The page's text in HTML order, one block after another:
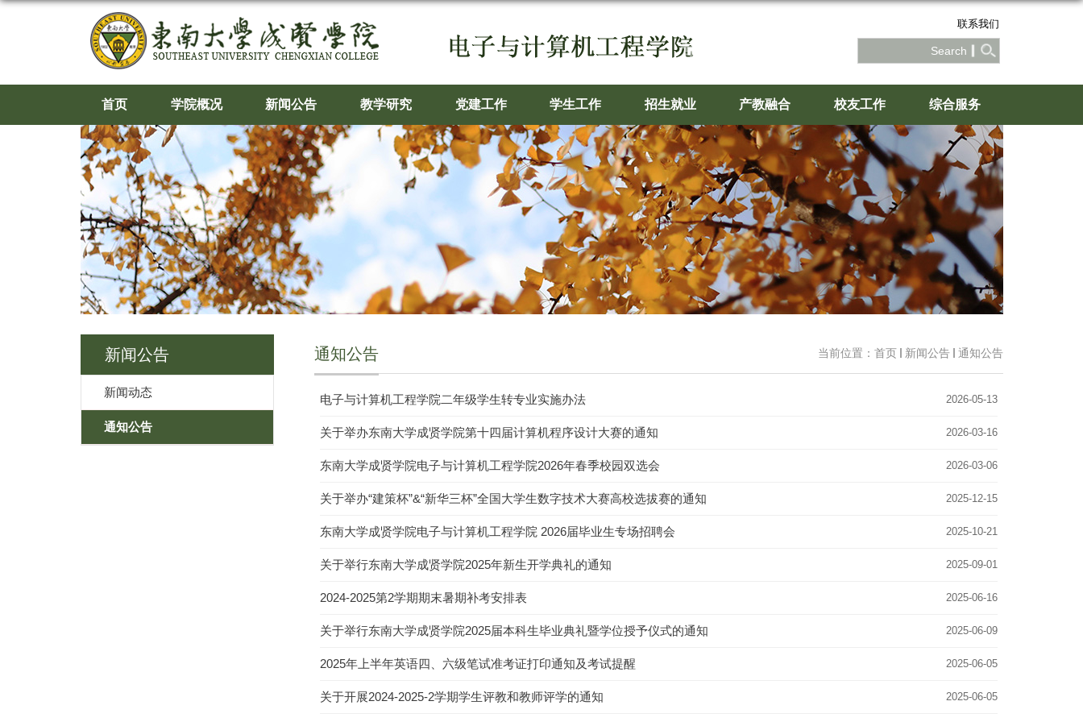
联系我们
首页 学院概况 新闻公告 教学研究 党建工作 学生工作 招生就业 产教融合 校友工作 综合服务
新闻公告
新闻动态
通知公告
当前位置： 首页 新闻公告 通知公告
通知公告
电子与计算机工程学院二年级学生转专业实施办法 2026-05-13
关于举办东南大学成贤学院第十四届计算机程序设计大赛的通知 2026-03-16
东南大学成贤学院电子与计算机工程学院2026年春季校园双选会 2026-03-06
关于举办“建策杯”&“新华三杯”全国大学生数字技术大赛高校选拔赛的通知 2025-12-15
东南大学成贤学院电子与计算机工程学院 2026届毕业生专场招聘会 2025-10-21
关于举行东南大学成贤学院2025年新生开学典礼的通知 2025-09-01
2024-2025第2学期期末暑期补考安排表 2025-06-16
关于举行东南大学成贤学院2025届本科生毕业典礼暨学位授予仪式的通知 2025-06-09
2025年上半年英语四、六级笔试准考证打印通知及考试提醒 2025-06-05
关于开展2024-2025-2学期学生评教和教师评学的通知 2025-06-05